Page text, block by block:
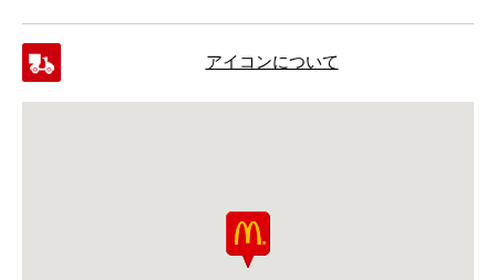
アイコンについて